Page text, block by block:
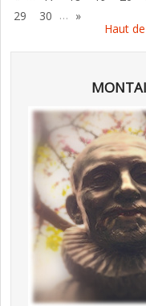
29
30 … »
Haut